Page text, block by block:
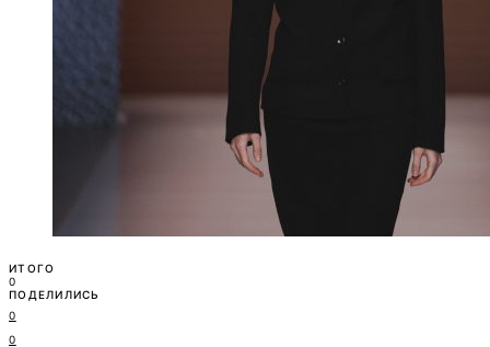
ИТОГО
0
ПОДЕЛИЛИСЬ
0
0